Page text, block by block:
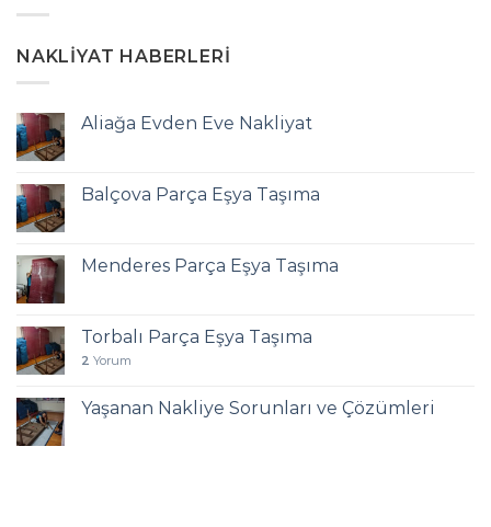
NAKLIYAT HABERLERI
Aliağa Evden Eve Nakliyat
Balçova Parça Eşya Taşıma
Menderes Parça Eşya Taşıma
Torbalı Parça Eşya Taşıma
2 Yorum
Yaşanan Nakliye Sorunları ve Çözümleri